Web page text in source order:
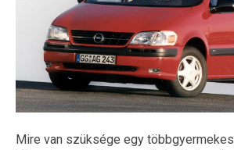
Mire van szüksége egy